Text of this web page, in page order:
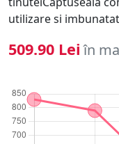
utilizare si
509.90 Lei în